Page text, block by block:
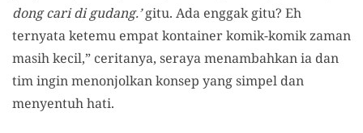
dong cari di gudang.’gitu. Ada enggak gitu? Eh
ternyata ketemu empat kontainer komik-komik zaman
masih kecil,” ceritanya, seraya menambahkan ia dan
tim ingin menonjolkan konsep yang simpel dan
menyentuh hati.